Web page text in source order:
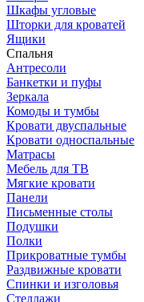
Шкафы угловые
Шторки для кроватей
Ящики
Спальня
Антресоли
Банкетки и пуфы
Зеркала
Комоды и тумбы
Кровати двуспальные
Кровати односпальные
Матрасы
Мебель для ТВ
Мягкие кровати
Панели
Письменные столы
Подушки
Полки
Прикроватные тумбы
Раздвижные кровати
Спинки и изголовья
Стеллажи